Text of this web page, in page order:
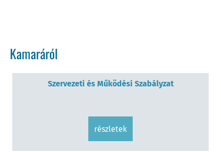
Kamaráról
Szervezeti és Működési Szabályzat
részletek